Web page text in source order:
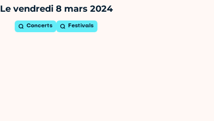
Le vendredi 8 mars 2024
Concerts Festivals